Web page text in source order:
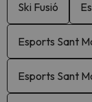
Ski Fusió
Esports Sant
Esports Sant